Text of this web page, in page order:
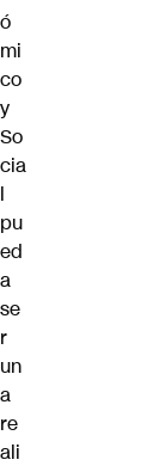
ó
mi
co
y
So
cia
l
pu
ed
a
se
r
un
a
re
ali